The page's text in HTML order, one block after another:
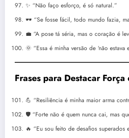
✨ “Não faço esforço, é só natural.”
🕶️ “Se fosse fácil, todo mundo fazia,
💼 “A pose tá séria, mas o coração é
🌞 “Essa é minha versão de ‘não estava
Frases para Destacar
💪 “Resiliência é minha maior arma
🛡️ “Forte não é quem nunca cai, mas
🔥 “Eu sou feito de desafios superados